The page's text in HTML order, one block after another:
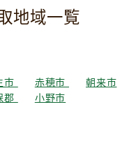
地域一覧
市 赤穂市
朝来市
郡 小野市